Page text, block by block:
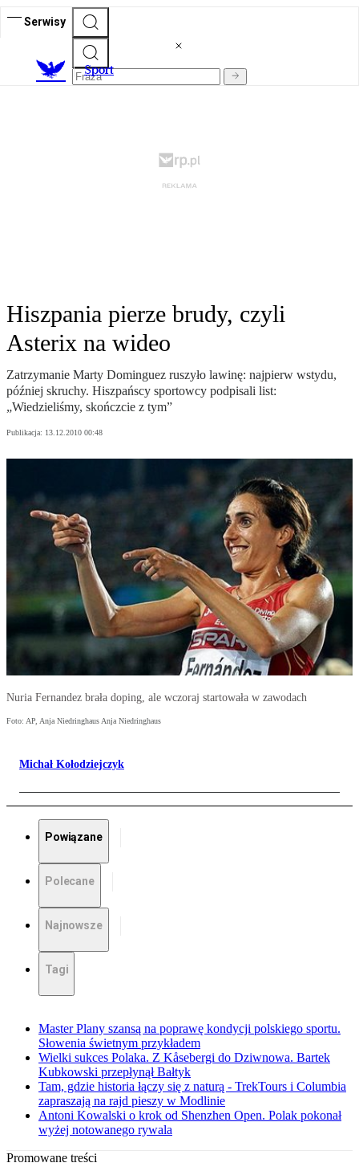
Serwisy
Sport
Hiszpania pierze brudy, czyli
Asterix na wideo
Zatrzymanie Marty Dominguez ruszyło lawinę: najpierw wstydu,
później skruchy. Hiszpańscy sportowcy podpisali list:
„Wiedzieliśmy, skończcie z tym”
Publikacja: 13.12.2010 00:48
Nuria Fernandez brała doping, ale wczoraj startowała w zawodach
Foto: AP, Anja Niedringhaus Anja Niedringhaus
Michał Kołodziejczyk
Powiązane
Polecane
Najnowsze
Tagi
Master Plany szansą na poprawę kondycji polskiego sportu.
Słowenia świetnym przykładem
Wielki sukces Polaka. Z Kåsebergi do Dziwnowa. Bartek
Kubkowski przepłynął Bałtyk
Tam, gdzie historia łączy się z naturą - TrekTours i Columbia
zapraszają na rajd pieszy w Modlinie
Antoni Kowalski o krok od Shenzhen Open. Polak pokonał
wyżej notowanego rywala
Promowane treści